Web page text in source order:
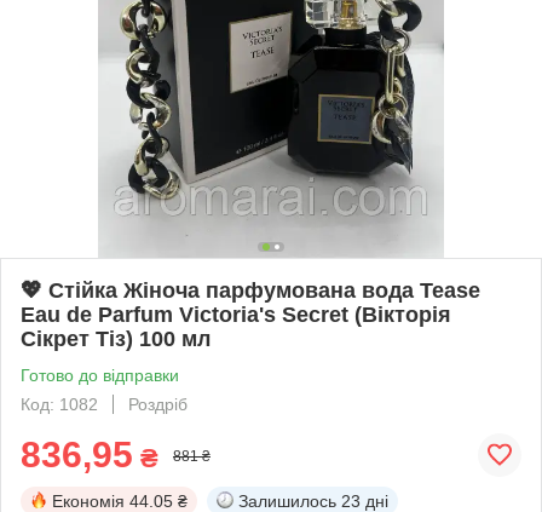
💖 Стійка Жіноча парфумована вода Tease
Eau de Parfum Victoria's Secret (Вікторія
Сікрет Тіз) 100 мл
Готово до відправки
Код: 1082
Роздріб
836,95 ₴ 881 ₴
Економія 44.05 ₴ Залишилось 23 дні